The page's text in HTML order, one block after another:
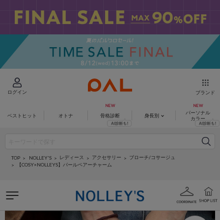
ログイン ブランド
ベストヒット オトナ 骨格診断 身長別
パーソナル
カラー
TOP NOLLEY'S レディース アクセサリー
ブローチ/コサージュ
【COSY×NOLLEYS】パールペアーチャーム